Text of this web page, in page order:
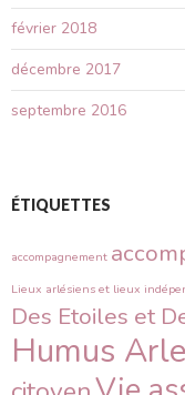
février 2018
décembre 2017
septembre 2016
ÉTIQUETTES
accompagnement
Lieux arlésiens et lieux
Des Etoiles et
Humus